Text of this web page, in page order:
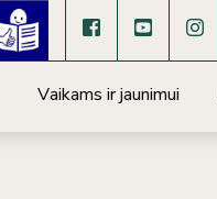
Vaikams ir jaunimui